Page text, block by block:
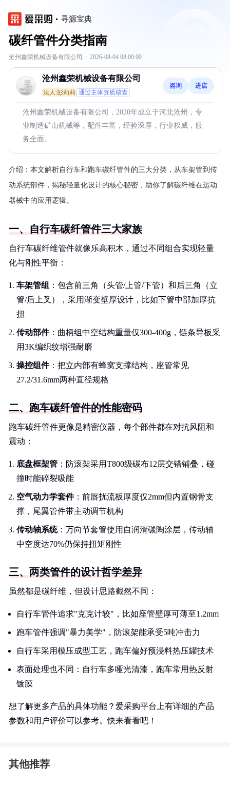
寻源宝典
碳纤管件分类指南
沧州鑫荣机械设备有限公司 · 2026-08-04 08:00:00
沧州鑫荣机械设备有限公司
法人:彭莉莉 通过主体资质核查
咨询 进店
沧州鑫荣机械设备有限公司，2020年成立于河北沧州，专
业制造矿山机械等，配件丰富，经验深厚，行业权威，服
务全面。
介绍： 本文解析自行车和跑车碳纤管件的三大分类，从车架管到传
动系统部件，揭秘轻量化设计的核心秘密，助你了解碳纤维在运动
器械中的应用逻辑。
一、自行车碳纤管件三大家族
自行车碳纤维管件就像乐高积木，通过不同组合实现轻量
化与刚性平衡：
车架管组 ：包含前三角（头管/上管/下管）和后三角（立
管/后上叉），采用渐变壁厚设计，比如下管中部加厚抗
扭
传动部件：曲柄组中空结构重量仅300-400g，链条导板采
用3K编织纹增强耐磨
操控组件：把立内部有蜂窝支撑结构，座管常见
27.2/31.6mm两种直径规格
二、跑车碳纤管件的性能密码
跑车碳纤管件更像是精密仪器，每个部件都在对抗风阻和
震动：
底盘框架管 ：防滚架采用T800级碳布12层交错铺叠，碰
撞时能碎裂吸能
空气动力学套件：前唇扰流板厚度仅2mm但内置钢骨支
撑，尾翼管件带主动调节机构
传动轴系统：万向节套管使用自润滑碳陶涂层，传动轴
中空度达70%仍保持扭矩刚性
三、两类管件的设计哲学差异
虽然都是碳纤维，但设计思路截然不同：
自行车管件追求"克克计较"，比如座管壁厚可薄至1.2mm
跑车管件强调"暴力美学"，防滚架能承受5吨冲击力
自行车采用模压成型工艺，跑车偏好预浸料热压罐技术
表面处理也不同：自行车多哑光清漆，跑车常用热反射
镀膜
想了解更多产品的具体功能？爱采购平台上有详细的产品
参数和用户评价可以参考。快来看看吧！
其他推荐